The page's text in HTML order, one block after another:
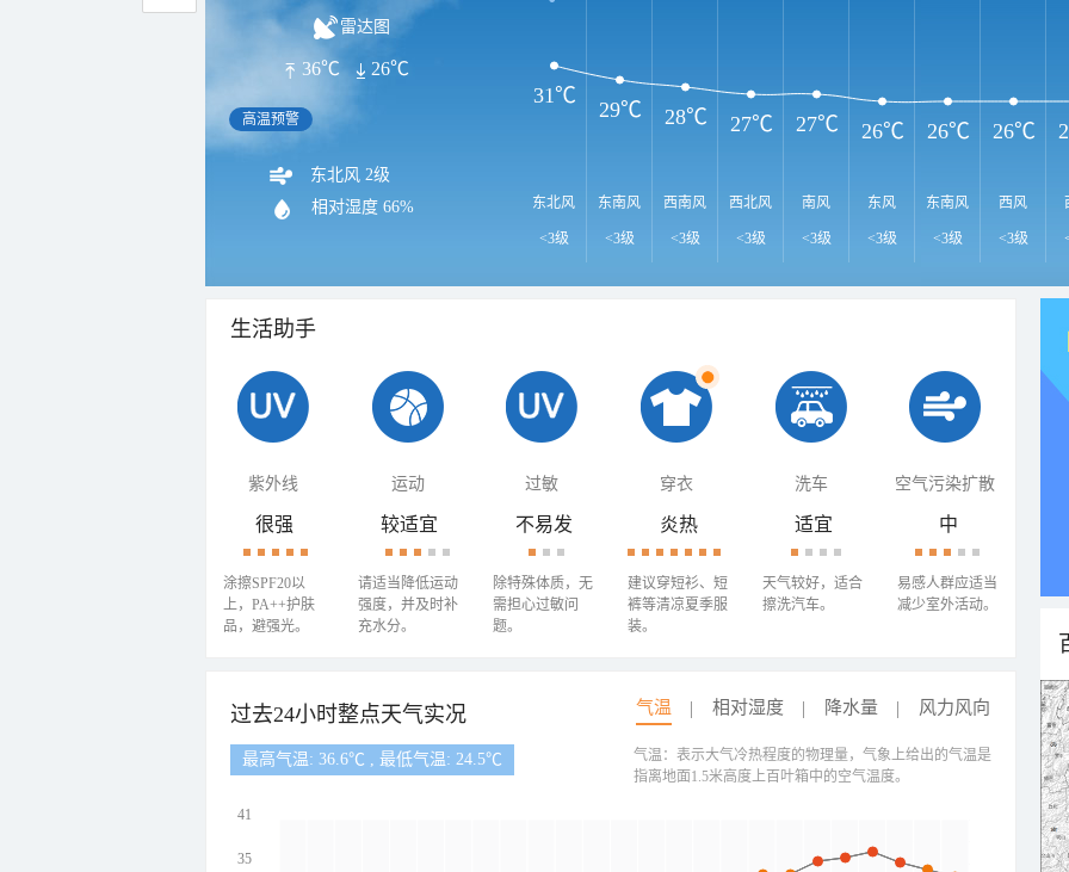
雷达图
36℃ 26℃
高温预警
东北风 2级
相对湿度 66% 东北风
<3级
东南风
<3级
西南风
<3级
西北风
<3级
南风
<3级
东风
<3级
东南风
<3级
西风
<3级
31℃
29℃ 28℃ 27℃ 27℃ 26℃ 26℃ 26℃
生活助手
紫外线 运动 过敏 穿衣 洗车 空气污染扩散
很强
涂擦SPF20以
上，PA++护肤
品，避强光。
较适宜
请适当降低运动
强度，并及时补
充水分。
不易发
除特殊体质，无
需担心过敏问
题。
炎热
建议穿短衫、短
裤等清凉夏季服
装。
适宜
天气较好，适合
擦洗汽车。
中
易感人群应适当
减少室外活动。
过去24小时整点天气实况 气温 相对湿度 降水量 风力风向
最高气温: 36.6℃ , 最低气温: 24.5℃
41
35
气温：表示大气冷热程度的物理量，气象上给出的气温是
指离地面1.5米高度上百叶箱中的空气温度。